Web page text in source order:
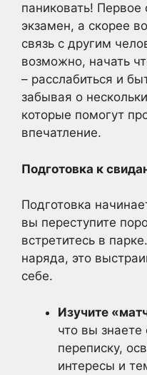
паниковать! Первое
экзамен, а скорее
связь с другим
возможно, начать
– расслабиться и
забывая о
которые помогут
впечатление.
Подготовка к
Подготовка
вы переступите
встретитесь в
наряда, это
себе.
Изучите
что вы знаете
переписку,
интересы и